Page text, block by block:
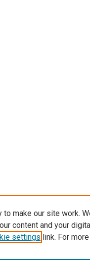
make our site work.
content and your
settings link. For